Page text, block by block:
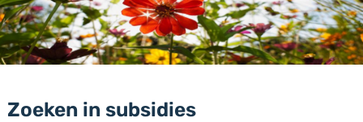
Zoeken in subsidies